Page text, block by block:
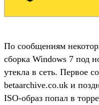
По сообщениям
сборка Windows 7 под
утекла в сеть. Первое
betaarchive.co.uk и
ISO-образ попал в